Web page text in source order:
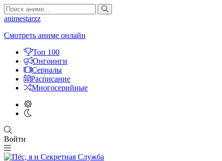
animestarzz
Смотреть аниме онлайн
Топ 100
Онгоинги
Сериалы
Расписание
Многосерийные
Войти